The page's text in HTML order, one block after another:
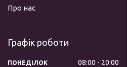
Про нас
Графік роботи
ПОНЕДІЛОК 08:00 20:00